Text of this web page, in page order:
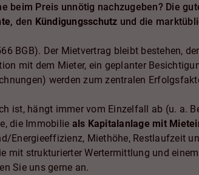
beim Preis unnötig nachzugeben? Die
, den Kündigungsschutz und die
BGB). Der Mietvertrag bleibt bestehen,
mit dem Mieter, ein geplanter
werden zum zentralen
ist, hängt immer vom Einzelfall ab (u. a.
die Immobilie als Kapitalanlage mit
Energieeffizienz, Miethöhe, Restlaufzeit
mit strukturierter Wertermittlung und
Sie uns gerne an.